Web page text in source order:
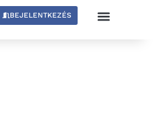
BEJELENTKEZÉS